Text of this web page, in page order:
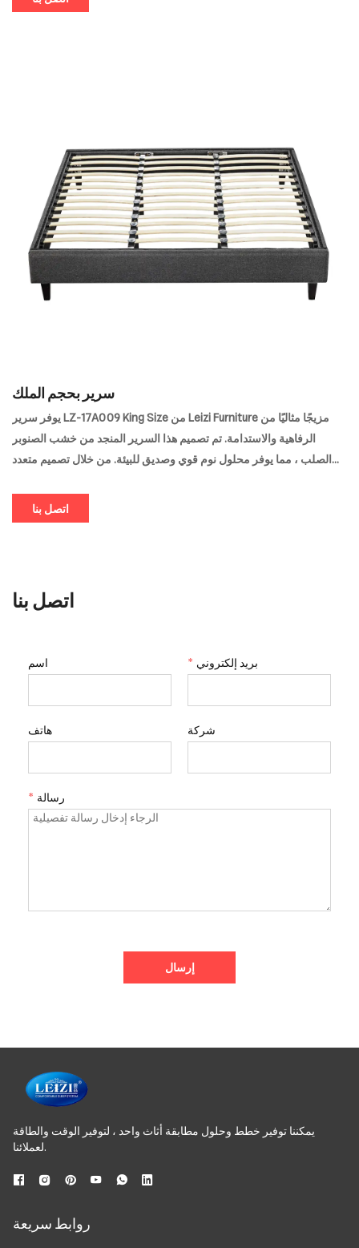
سرير بحجم الملك
يوفر سرير LZ-17A009 King Size من Leizi Furniture مزيجًا مثاليًا من
الرفاهية والاستدامة. تم تصميم هذا السرير المنجد من خشب الصنوبر
الصلب ، مما يوفر محلول نوم قوي وصديق للبيئة. من خلال تصميم متعدد
اتصل بنا
اتصل بنا
اسم * بريد إلكتروني
هاتف شركة
* رسالة
إرسال
يمكننا توفير خطط وحلول مطابقة أثاث واحد ، لتوفير الوقت والطاقة
لعملائنا.
روابط سريعة